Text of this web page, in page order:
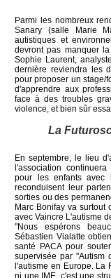
Parmi les nombreux
Sanary (salle Marie
autistiques et
devront pas manquer
Sophie Laurent,
dernière reviendra les
pour proposer un stage/
d'apprendre aux
face à des troubles
violence, et bien sûr
La
En septembre, le lieu
l'association
pour les enfants avec
reconduisent leur
sorties ou des
Marc Bonifay va
avec Vaincre L'autisme
"Nous espérons
Sébastien Vialatte
santé PACA pour
supervisée par "Autism
l'autisme en Europe. La
ni une IME, c'est une